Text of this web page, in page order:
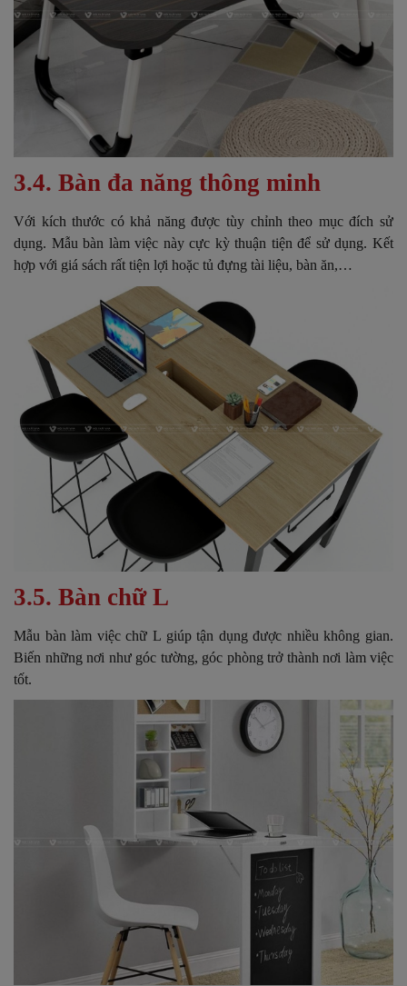
3.4. Bàn đa năng thông minh
Với kích thước có khả năng được tùy chỉnh theo mục đích sử
dụng. Mẫu bàn làm việc này cực kỳ thuận tiện để sử dụng. Kết
hợp với giá sách rất tiện lợi hoặc tủ đựng tài liệu, bàn ăn,…
3.5. Bàn chữ L
Mẫu bàn làm việc chữ L giúp tận dụng được nhiều không gian.
Biến những nơi như góc tường, góc phòng trở thành nơi làm việc
tốt.